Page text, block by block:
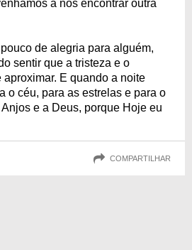
a nos encontrar outra
de alegria para alguém,
sentir que a tristeza e o
E quando a noite
o céu, para as estrelas e para o
e a Deus, porque Hoje eu
COMPARTILHAR